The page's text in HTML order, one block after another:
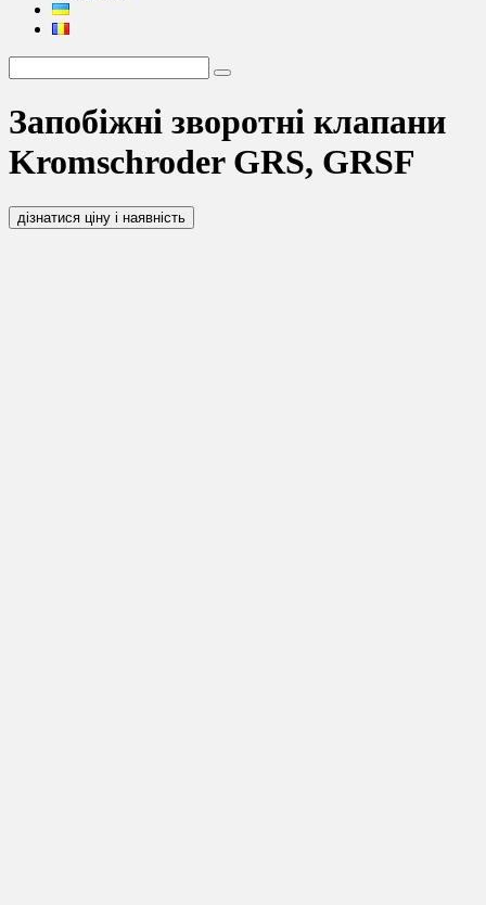
Запобіжні зворотні клапани
Kromschroder GRS, GRSF
дізнатися ціну і наявність